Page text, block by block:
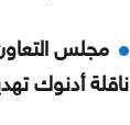
مجلس
ناقلة أدنوك